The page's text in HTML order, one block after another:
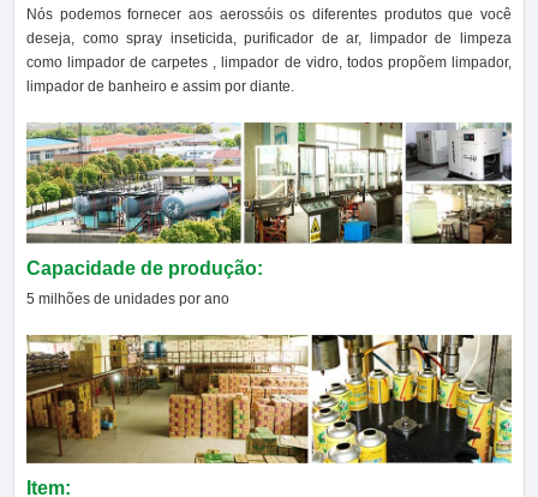
Nós podemos fornecer aos aerossóis os diferentes produtos que você
deseja, como spray inseticida, purificador de ar, limpador de limpeza
como limpador de carpetes , limpador de vidro, todos propõem limpador,
limpador de banheiro e assim por diante.
Capacidade de produção:
5 milhões de unidades por ano
Item: